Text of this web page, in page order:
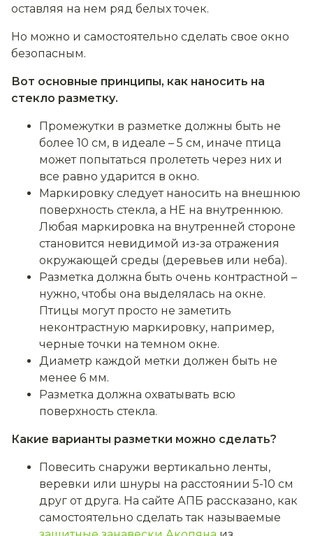
оставляя на нем ряд белых точек.
Но можно и самостоятельно сделать свое окно
безопасным.
Вот основные принципы, как наносить на
стекло разметку.
Промежутки в разметке должны быть не
более 10 см, в идеале – 5 см, иначе птица
может попытаться пролететь через них и
все равно ударится в окно.
Маркировку следует наносить на внешнюю
поверхность стекла, а НЕ на внутреннюю.
Любая маркировка на внутренней стороне
становится невидимой из-за отражения
окружающей среды (деревьев или неба).
Разметка должна быть очень контрастной –
нужно, чтобы она выделялась на окне.
Птицы могут просто не заметить
неконтрастную маркировку, например,
черные точки на темном окне.
Диаметр каждой метки должен быть не
менее 6 мм.
Разметка должна охватывать всю
поверхность стекла.
Какие варианты разметки можно сделать?
Повесить снаружи вертикально ленты,
веревки или шнуры на расстоянии 5-10 см
друг от друга. На сайте АПБ рассказано, как
самостоятельно сделать так называемые